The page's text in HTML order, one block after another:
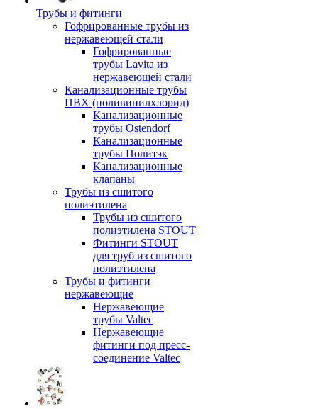
Трубы и фитинги
Гофрированные трубы из
нержавеющей стали
Гофрированные
трубы Lavita из
нержавеющей стали
Канализационные трубы
ПВХ (поливинилхлорид)
Канализационные
трубы Ostendorf
Канализационные
трубы Политэк
Канализационные
клапаны
Трубы из сшитого
полиэтилена
Трубы из сшитого
полиэтилена STOUT
Фитинги STOUT
для труб из сшитого
полиэтилена
Трубы и фитинги
нержавеющие
Нержавеющие
трубы Valtec
Нержавеющие
фитинги под пресс-
соединение Valtec